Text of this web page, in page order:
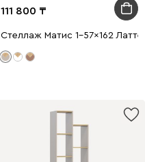
111 800
Стеллаж Матис 1-57x162 Латте